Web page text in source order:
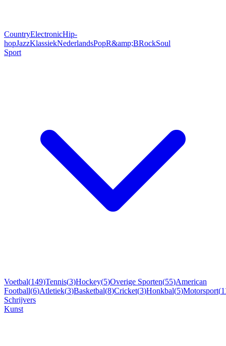
CountryElectronicHip-
hopJazzKlassiekNederlandsPopR&amp;BRockSoul
Sport
Voetbal(149)Tennis(3)Hockey(5)Overige Sporten(55)American
Football(6)Atletiek(3)Basketbal(8)Cricket(3)Honkbal(5)Motorsport(
Schrijvers
Kunst